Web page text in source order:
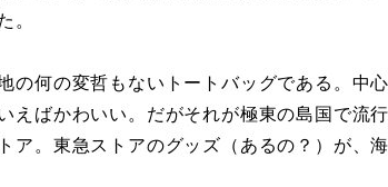
。
の何の変哲もないトートバッグである。中
えばかわいい。だがそれが極東の島国で流
ア。東急ストアのグッズ（あるの？）が、